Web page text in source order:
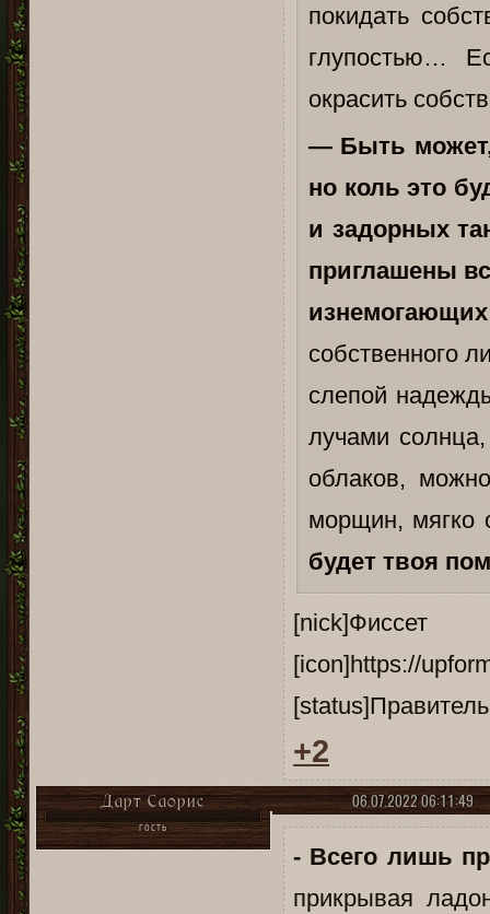
покидать
глупостью…
окрасить
— Быть
но коль это
и задорных
приглашены
собственного
слепой
лучами
облаков,
морщин, мягко
будет твоя
[icon]https://
+2
06.07.2022 06:11:49
Дарт Саорис
ГОСТЬ
- Всего лишь
прикрывая